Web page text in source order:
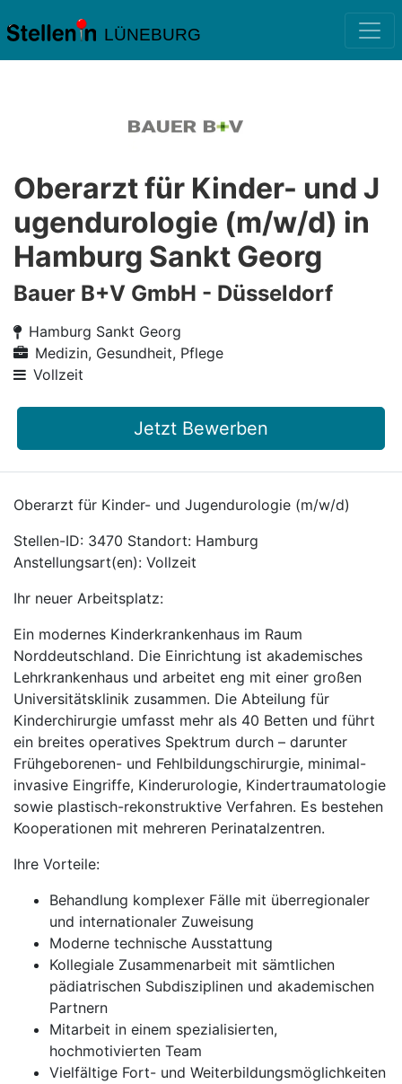
LÜNEBURG
Oberarzt für Kinder- und J
ugendurologie (m/w/d) in
Hamburg Sankt Georg
Bauer B+V GmbH - Düsseldorf
Hamburg Sankt Georg
Medizin, Gesundheit, Pflege
Vollzeit
Jetzt Bewerben
Oberarzt für Kinder- und Jugendurologie (m/w/d)
Stellen-ID: 3470 Standort: Hamburg
Anstellungsart(en): Vollzeit
Ihr neuer Arbeitsplatz:
Ein modernes Kinderkrankenhaus im Raum
Norddeutschland. Die Einrichtung ist akademisches
Lehrkrankenhaus und arbeitet eng mit einer großen
Universitätsklinik zusammen. Die Abteilung für
Kinderchirurgie umfasst mehr als 40 Betten und führt
ein breites operatives Spektrum durch – darunter
Frühgeborenen- und Fehlbildungschirurgie, minimal-
invasive Eingriffe, Kinderurologie, Kindertraumatologie
sowie plastisch-rekonstruktive Verfahren. Es bestehen
Kooperationen mit mehreren Perinatalzentren.
Ihre Vorteile:
Behandlung komplexer Fälle mit überregionaler
und internationaler Zuweisung
Moderne technische Ausstattung
Kollegiale Zusammenarbeit mit sämtlichen
pädiatrischen Subdisziplinen und akademischen
Partnern
Mitarbeit in einem spezialisierten,
hochmotivierten Team
Vielfältige Fort- und Weiterbildungsmöglichkeiten